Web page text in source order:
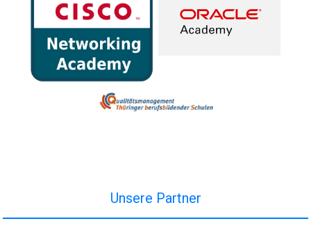
Unsere Partner